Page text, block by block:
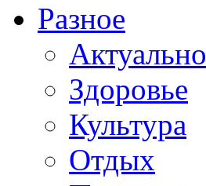
Разное
Актуально
Здоровье
Культура
Отдых